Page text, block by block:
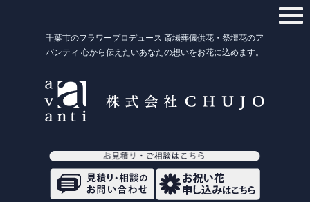
千葉市のフラワープロデュース 斎場葬儀供花・祭壇花のア
バンティ 心から伝えたいあなたの想いをお花に込めます。